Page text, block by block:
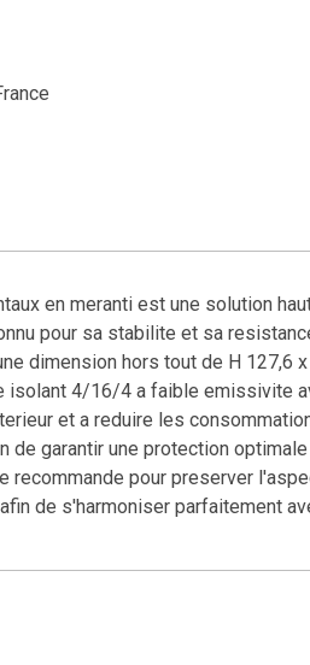
en meranti est une solution
pour sa stabilite et sa
dimension hors tout de H 127,6
isolant 4/16/4 a faible emissivite
et a reduire les
de garantir une protection
recommande pour preserver
de s'harmoniser parfaitement